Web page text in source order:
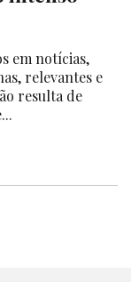
em notícias,
relevantes e
resulta de